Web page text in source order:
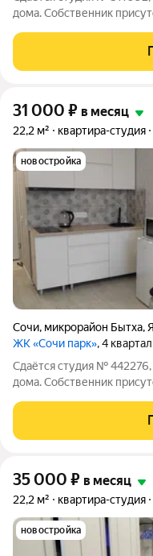
дома. Собственник
отдельно. По условиям
питомцами. Срок
31 000 ₽ в месяц
22,2 м² квартира-студия
новостройка
Сочи, микрорайон Бытха,
ЖК «Сочи парк», 4
Сдаётся студия №
дома. Собственник
отдельно. По условиям
питомцами. Срок
35 000 ₽ в месяц
22,2 м² квартира-студия
новостройка